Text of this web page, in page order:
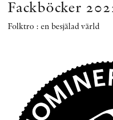
Fackböcker
Folktro : en besjälad värld